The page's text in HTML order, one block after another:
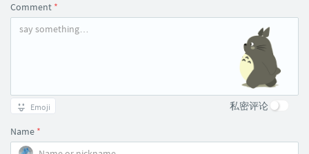
Comment *
Emoji 私密评论
Name *